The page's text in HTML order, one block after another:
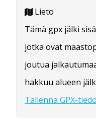
Lieto
Tämä gpx jälki
jotka ovat
joutua
hakkuu alueen
Tallenna GPX-